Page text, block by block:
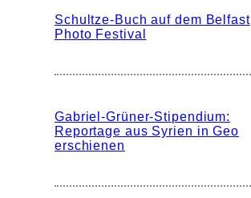
Schultze-Buch auf dem Belfast
Photo Festival
Gabriel-Grüner-Stipendium:
Reportage aus Syrien in Geo
erschienen